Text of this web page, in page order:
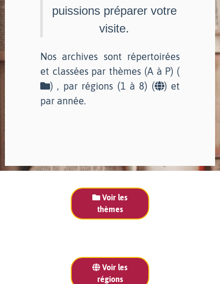
puissions préparer votre
visite.
Nos archives sont répertoirées
et classées par thèmes (A à P) (
) , par régions (1 à 8) (
) et
par année.
Voir les
thèmes
Voir les
régions